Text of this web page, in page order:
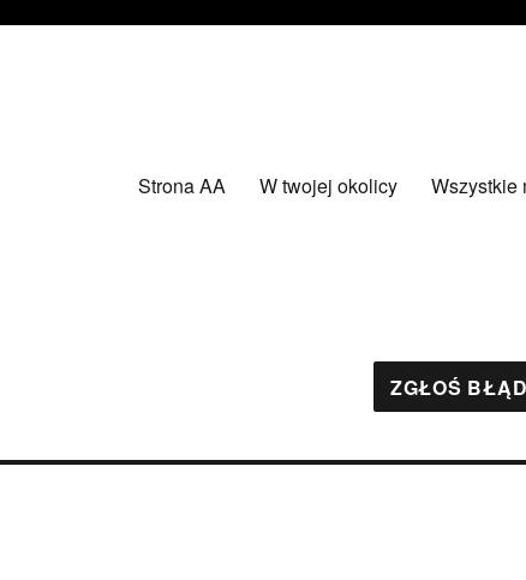
Strona AA W twojej okolicy Wszystkie
ZGŁOŚ